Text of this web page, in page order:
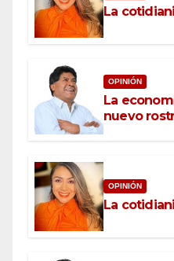
La
OPINIÓN
La
nuevo
OPINIÓN
La